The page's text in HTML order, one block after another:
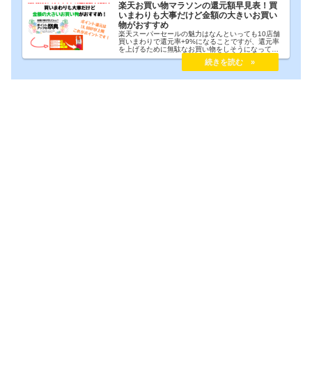
楽天お買い物マラソンの還元額早見表！買
いまわりも大事だけど金額の大きいお買い
物がおすすめ
楽天スーパーセールの魅力はなんといっても10店舗
買いまわりで還元率+9%になることですが、還元率
を上げるために無駄なお買い物をしそうになってし
まうのがスーパーセールの怖いところでもありま
す。このスーパーセール、買いまわりの還元率ばか
りが注目されがちですが、ポイントの還元上限にも
注目することで無駄を減らすことができます。キー